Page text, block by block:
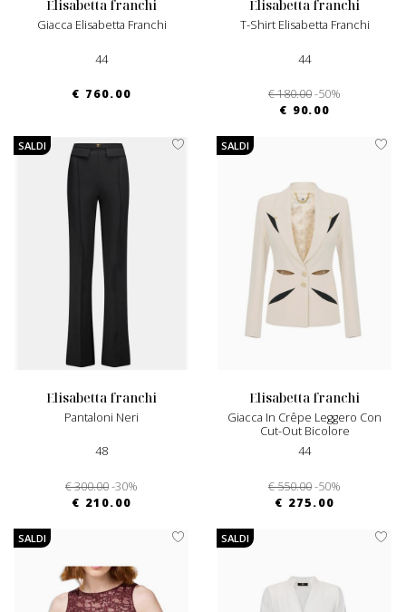
elisabetta franchi
Giacca Elisabetta Franchi
44
€ 760.00
elisabetta franchi
T-Shirt Elisabetta Franchi
44
€ 180.00-50%
€ 90.00
SALDI
elisabetta franchi
Pantaloni Neri
48
€ 300.00-30%
€ 210.00
SALDI
elisabetta franchi
Giacca In Crêpe Leggero Con
Cut-Out Bicolore
44
€ 550.00-50%
€ 275.00
SALDI SALDI